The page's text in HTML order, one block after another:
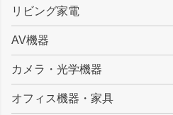
リビング家電
AV機器
カメラ・光学機器
オフィス機器・家具